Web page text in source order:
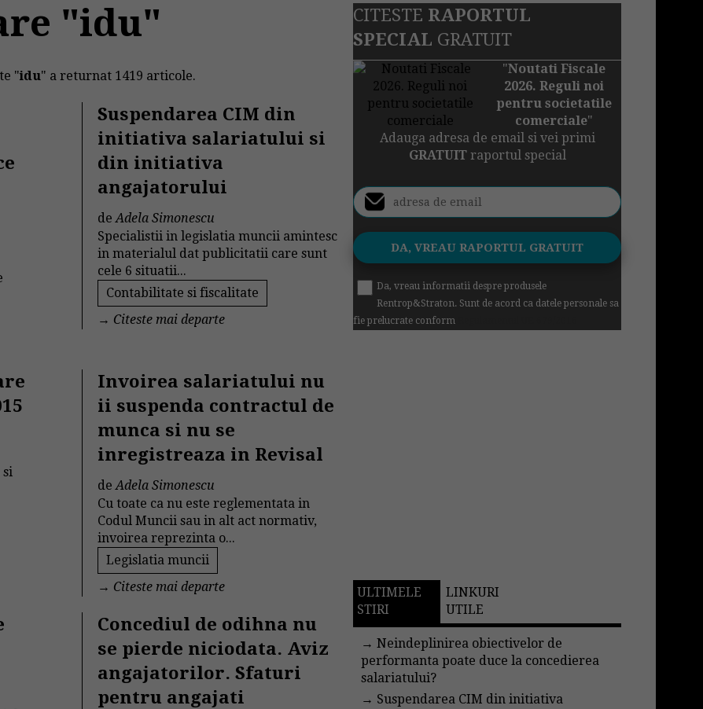
"idu"
"idu" a returnat 1419 articole.
Suspendarea CIM din
initiativa salariatului si
din initiativa
angajatorului
deAdela Simonescu
Specialistii in legislatia muncii amintesc
in materialul dat publicitatii care sunt
cele 6 situatii...
Contabilitate si fiscalitate
→ Citeste mai departe
si
Invoirea salariatului nu
ii suspenda contractul de
munca si nu se
inregistreaza in Revisal
deAdela Simonescu
Cu toate ca nu este reglementata in
Codul Muncii sau in alt act normativ,
invoirea reprezinta o...
Legislatia muncii
→ Citeste mai departe
Concediul de odihna nu
se pierde niciodata. Aviz
angajatorilor. Sfaturi
pentru angajati
CITESTE RAPORTUL
SPECIAL GRATUIT
"Noutati Fiscale
2026. Reguli noi
pentru societatile
comerciale"
Adauga adresa de email si vei primi
GRATUITraportul special
Da, vreau informatii despre produsele
Rentrop&Straton. Sunt de acord ca datele personale sa
fie prelucrate conform
ULTIMELE
STIRI
LINKURI
UTILE
→Neindeplinirea obiectivelor de
performanta poate duce la concedierea
salariatului?
→ Suspendarea CIM din initiativa